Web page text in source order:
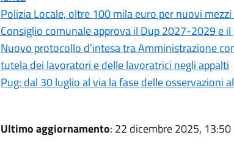
Polizia Locale, oltre 100 mila euro per nuovi
Consiglio comunale approva il Dup 2027-2029 e
Nuovo protocollo d’intesa tra Amministrazione
tutela dei lavoratori e delle lavoratrici negli appalti
Pug: dal 30 luglio al via la fase delle osservazioni
Ultimo aggiornamento: 22 dicembre 2025, 13:50